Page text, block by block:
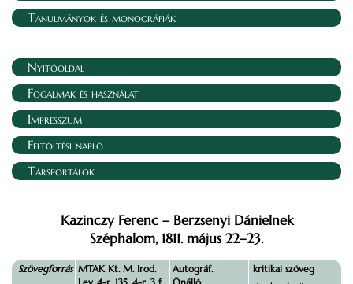
Tanulmányok és monográfiák
Nyitóoldal
Fogalmak és használat
Impresszum
Feltöltési napló
Társportálok
Kazinczy Ferenc – Berzsenyi Dánielnek
Széphalom, 1811. május 22–23.
Szövegforrás MTAK Kt. M. Irod.
Autográf.
kritikai szöveg